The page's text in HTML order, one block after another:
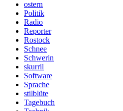
ostern
Politik
Radio
Reporter
Rostock
Schnee
Schwerin
skurril
Software
Sprache
stilblüte
Tagebuch